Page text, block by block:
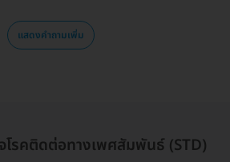
แสดงคำถามเพิ่ม
โรคติดต่อทางเพศสัมพันธ์ (STD)